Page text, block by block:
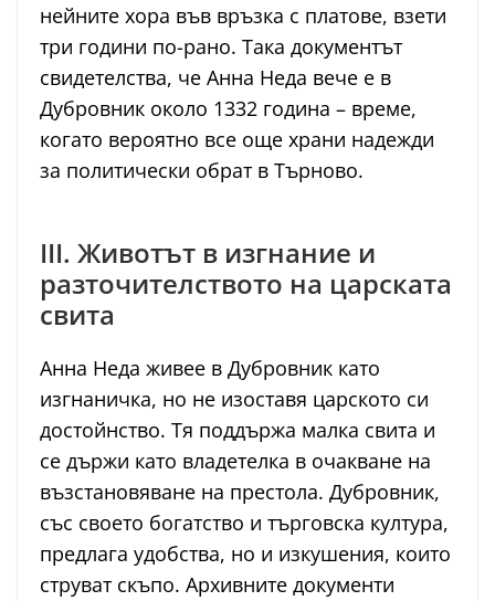
нейните хора във връзка с платове, взети
три години по-рано. Така документът
свидетелства, че Анна Неда вече е в
Дубровник около 1332 година – време,
когато вероятно все още храни надежди
за политически обрат в Търново.
III. Животът в изгнание и
разточителството на царската
свита
Анна Неда живее в Дубровник като
изгнаничка, но не изоставя царското си
достойнство. Тя поддържа малка свита и
се държи като владетелка в очакване на
възстановяване на престола. Дубровник,
със своето богатство и търговска култура,
предлага удобства, но и изкушения, които
струват скъпо. Архивните документи